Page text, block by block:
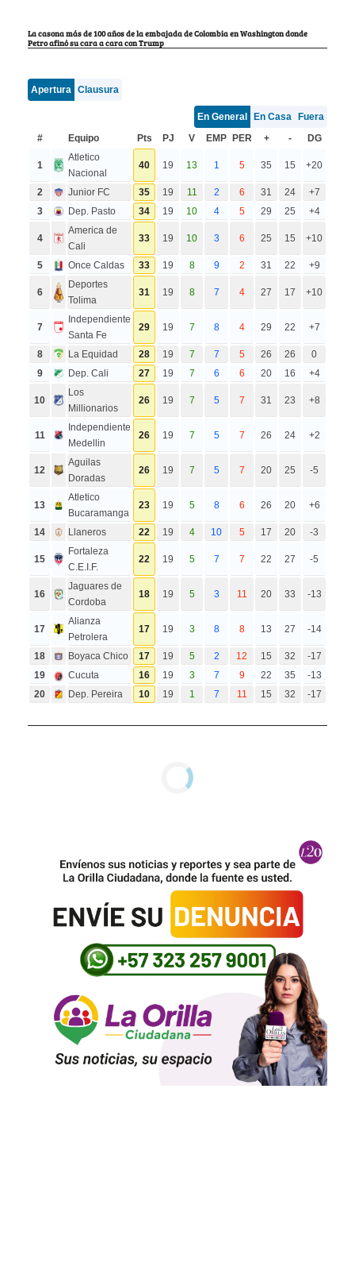
La casona más de 100 años de la embajada de Colombia en Washington donde
Petro afinó su cara a cara con Trump
Apertura Clausura
En General En Casa
Fuera
#
Equipo Pts PJ V EMP PER + - DG
1
Atletico
Nacional
40 19 13 1 5 35 15 +20
2 Junior FC 35 19 11 2 6 31 24
+7
3
Dep. Pasto 34 19 10 4 5 29 25 +4
4
America de
Cali
33 19 10 3 6 25 15 +10
5 Once Caldas 33 19 8 9 2 31 22 +9
6
Deportes
Tolima
31 19 8 7 4 27 17 +10
7
Independiente
Santa Fe
29 19 7 8 4 29 22 +7
8 La Equidad 28 19 7 7 5 26 26
0
9
Dep. Cali 27 19 7 6 6 20 16 +4
10
Los
Millionarios
26 19 7 5 7 31 23 +8
11
Independiente
Medellin
26 19 7 5 7 26 24 +2
12
Aguilas
Doradas
26 19 7 5 7 20 25 -5
13
Atletico
Bucaramanga
23 19 5 8 6 26 20 +6
14 Llaneros 22 19 4 10 5 17 20 -3
15
Fortaleza
C.E.I.F.
22 19 5 7 7 22 27 -5
16
Jaguares de
Cordoba
18 19 5 3 11 20 33 -13
17
Alianza
Petrolera
17 19 3 8 8 13 27 -14
18 Boyaca Chico 17 19 5 2 12 15 32
-17
19
Cucuta 16 19 3 7 9 22 35
-13
20
Dep. Pereira 10 19 1 7 11 15 32 -17